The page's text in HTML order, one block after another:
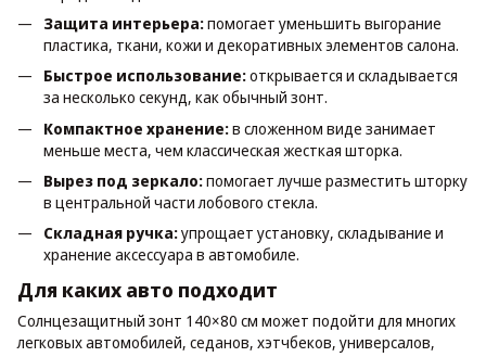
Защита интерьера:помогает уменьшить выгорание
пластика, ткани, кожи и декоративных элементов салона.
Быстрое использование:открывается и складывается
за несколько секунд, как обычный зонт.
Компактное хранение:в сложенном виде занимает
меньше места, чем классическая жесткая шторка.
Вырез под зеркало:помогает лучше разместить шторку
в центральной части лобового стекла.
Складная ручка:упрощает установку, складывание и
хранение аксессуара в автомобиле.
Для каких авто подходит
Солнцезащитный зонт 140×80 см может подойти для многих
легковых автомобилей, седанов, хэтчбеков, универсалов,